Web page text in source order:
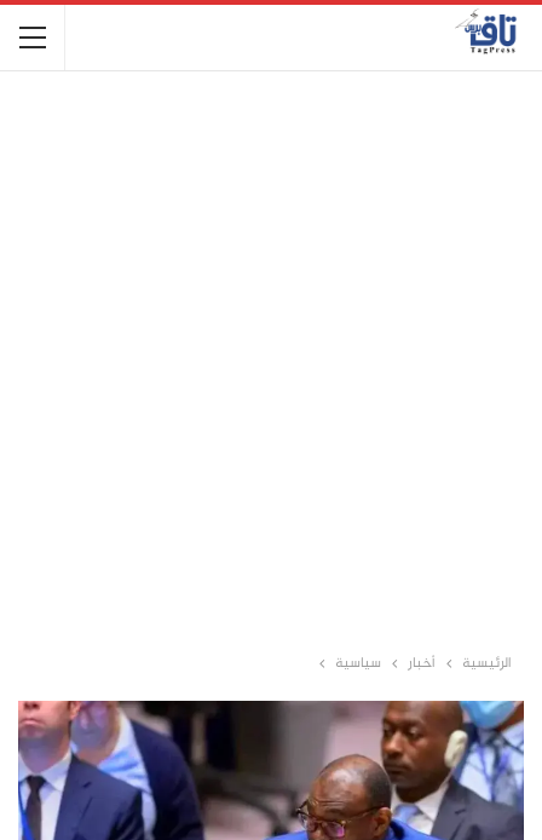
الرئيسية أخبار سياسية